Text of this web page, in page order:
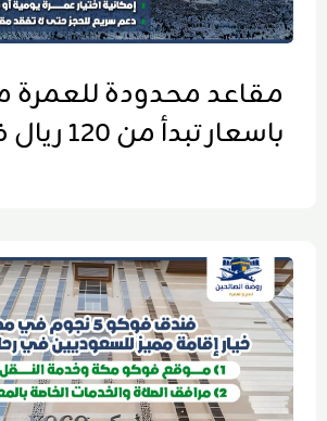
مقاعد محدودة للعمرة
باسعار تبدأ من 120 ريال فقط